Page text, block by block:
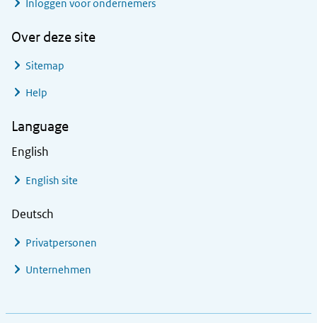
Inloggen voor ondernemers
Over deze site
Sitemap
Help
Language
English
English site
Deutsch
Privatpersonen
Unternehmen